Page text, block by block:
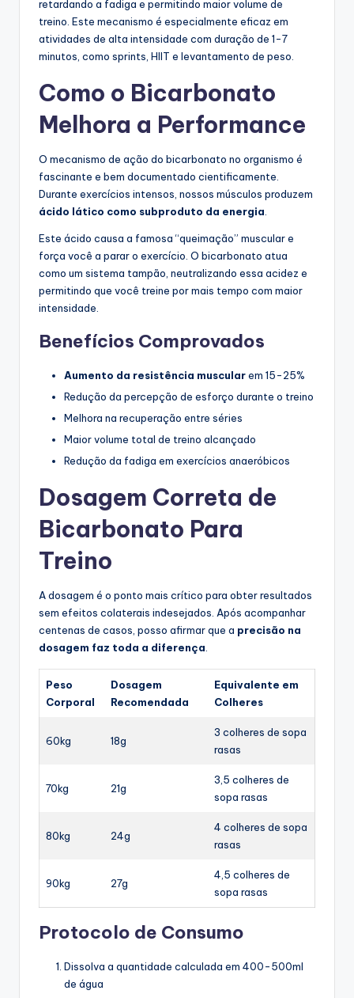
retardando a fadiga e permitindo maior volume de
treino. Este mecanismo é especialmente eficaz em
atividades de alta intensidade com duração de 1-7
minutos, como sprints, HIIT e levantamento de peso.
Como o Bicarbonato
Melhora a Performance
O mecanismo de ação do bicarbonato no organismo é
fascinante e bem documentado cientificamente.
Durante exercícios intensos, nossos músculos produzem
ácido lático como subproduto da energia
Este ácido causa a famosa “queimação” muscular e
força você a parar o exercício. O bicarbonato atua
como um sistema tampão, neutralizando essa acidez e
permitindo que você treine por mais tempo com maior
intensidade.
Benefícios Comprovados
Aumento da resistência muscularem 15-25%
Redução da percepção de esforço durante o treino
Melhora na recuperação entre séries
Maior volume total de treino alcançado
Redução da fadiga em exercícios anaeróbicos
Dosagem Correta de
Bicarbonato Para
Treino
A dosagem é o ponto mais crítico para obter resultados
sem efeitos colaterais indesejados. Após acompanhar
centenas de casos, posso afirmar que a precisão na
dosagem faz toda a diferença
Peso
Corporal
Dosagem
Recomendada
Equivalente em
Colheres
60kg 18g
3 colheres de sopa
rasas
70kg 21g
3,5 colheres de
sopa rasas
80kg 24g
4 colheres de sopa
rasas
90kg 27g
4,5 colheres de
sopa rasas
Protocolo de Consumo
Dissolva a quantidade calculada em 400-500ml
de água